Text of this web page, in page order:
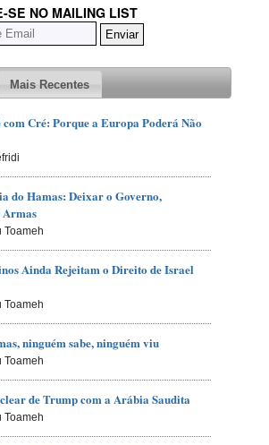
SE NO MAILING LIST
Mais Recentes
Cré: Porque a Europa Poderá Não
do Hamas: Deixar o Governo,
Armas
Toameh
Ainda Rejeitam o Direito de Israel
Toameh
ninguém sabe, ninguém viu
Toameh
de Trump com a Arábia Saudita
Toameh